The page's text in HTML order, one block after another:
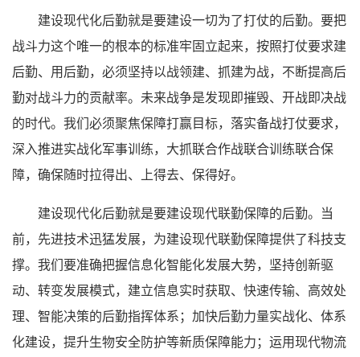
建设现代化后勤就是要建设一切为了打仗的后勤。要把
战斗力这个唯一的根本的标准牢固立起来，按照打仗要求建
后勤、用后勤，必须坚持以战领建、抓建为战，不断提高后
勤对战斗力的贡献率。未来战争是发现即摧毁、开战即决战
的时代。我们必须聚焦保障打赢目标，落实备战打仗要求，
深入推进实战化军事训练，大抓联合作战联合训练联合保
障，确保随时拉得出、上得去、保得好。
建设现代化后勤就是要建设现代联勤保障的后勤。当
前，先进技术迅猛发展，为建设现代联勤保障提供了科技支
撑。我们要准确把握信息化智能化发展大势，坚持创新驱
动、转变发展模式，建立信息实时获取、快速传输、高效处
理、智能决策的后勤指挥体系；加快后勤力量实战化、体系
化建设，提升生物安全防护等新质保障能力；运用现代物流